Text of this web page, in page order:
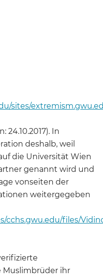
sites/
24.10.2017). In
deshalb, weil
die Universität Wien
genannt wird und
vonseiten der
weitergegeben
cchs.gwu.edu/files/
Muslimbrüder ihr